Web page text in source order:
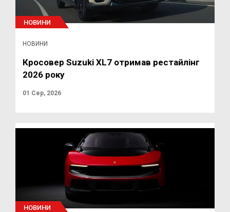
НОВИНИ
НОВИНИ
Кросовер Suzuki XL7 отримав рестайлінг
2026 року
01 Сер, 2026
НОВИНИ